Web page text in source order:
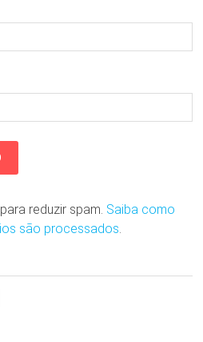
reduzir spam. Saiba como
são processados.